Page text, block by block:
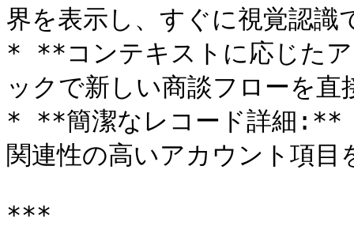
界を表示し、すぐに視覚認識
* **コンテキストに応じた
ックで新しい商談フローを直
* **簡潔なレコード詳細:**
関連性の高いアカウント項目
***